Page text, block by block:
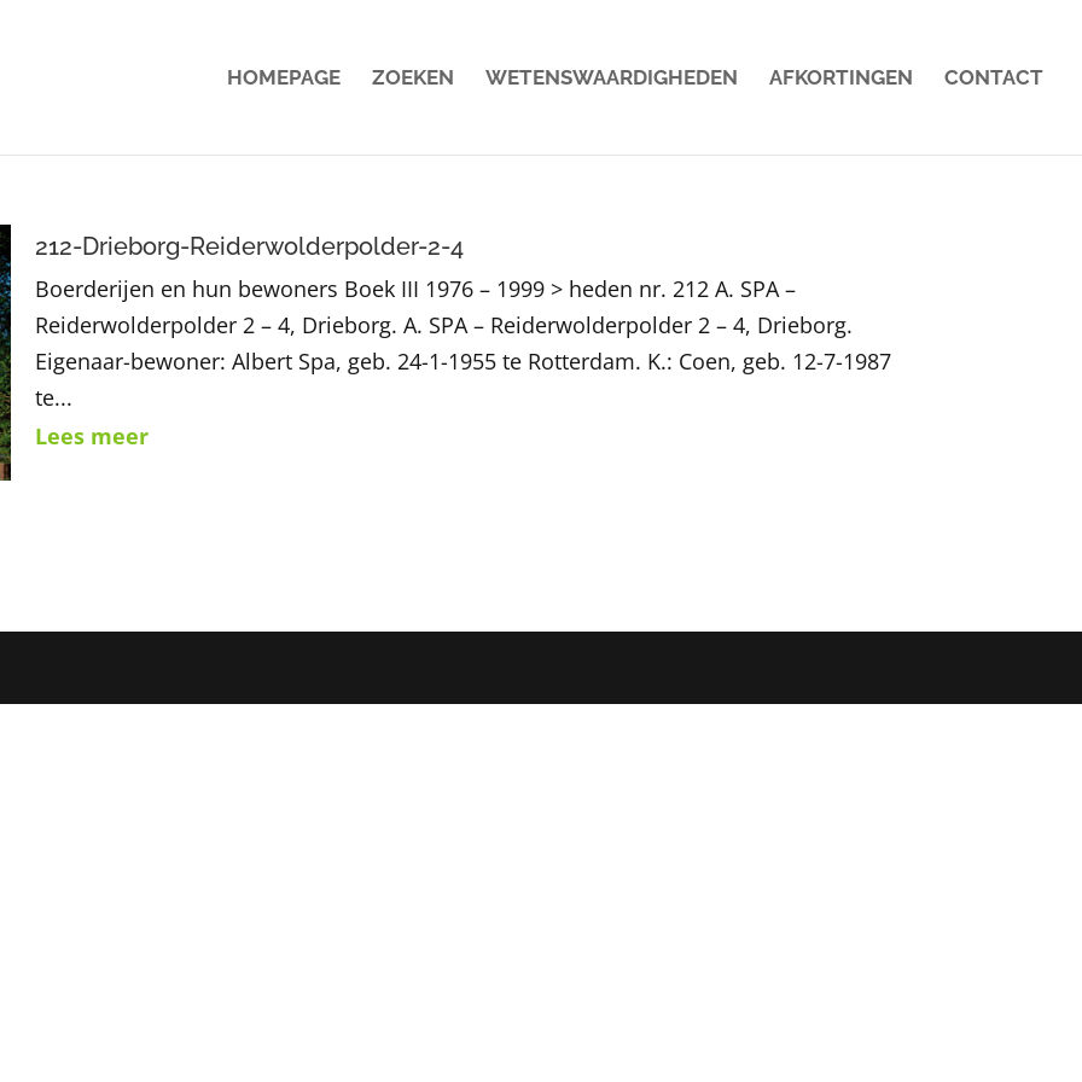
HOMEPAGE ZOEKEN WETENSWAARDIGHEDEN AFKORTINGEN CONTACT
212-Drieborg-Reiderwolderpolder-2-4
Boerderijen en hun bewoners Boek III 1976 – 1999 > heden nr. 212 A. SPA –
Reiderwolderpolder 2 – 4, Drieborg. A. SPA – Reiderwolderpolder 2 – 4, Drieborg.
Eigenaar-bewoner: Albert Spa, geb. 24-1-1955 te Rotterdam. K.: Coen, geb. 12-7-1987
te...
Lees meer